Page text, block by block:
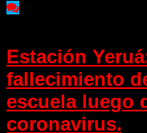
Estación
fallecimiento
escuela luego
coronavirus.